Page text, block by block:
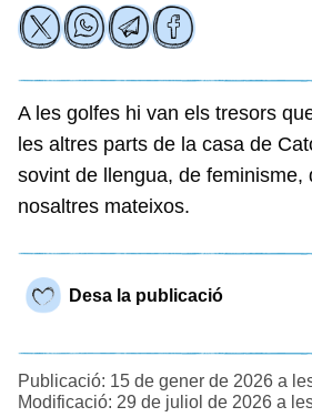
A les golfes hi van els tresors
les altres parts de la casa de
sovint de llengua, de feminisme,
nosaltres mateixos.
Desa la publicació
Publicació: 15 de gener de 2026 a
Modificació: 29 de juliol de 2026 a